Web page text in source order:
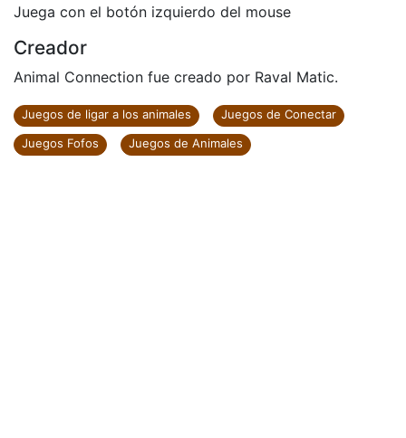
Juega con el botón izquierdo del mouse
Creador
Animal Connection fue creado por Raval Matic.
Juegos de ligar a los animales
Juegos de Conectar
Juegos Fofos
Juegos de Animales